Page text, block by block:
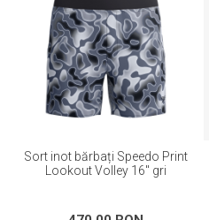
Sort inot bărbați Speedo Print
Lookout Volley 16" gri